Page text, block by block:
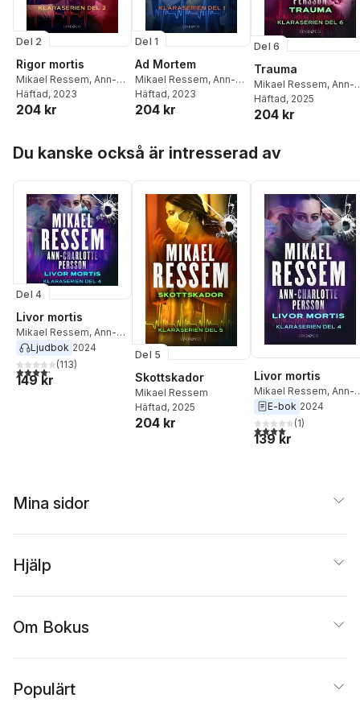
Del 2
Rigor mortis
Mikael Ressem, Ann-
Charlotte Persson
Häftad, 2023
204 kr
Del 1
Ad Mortem
Mikael Ressem, Ann-
Charlotte Persson
Häftad, 2023
204 kr
Del 6
Trauma
Mikael Ressem, Ann-
Charlotte Persson
Häftad, 2025
204 kr
Du kanske också är intresserad av
Del 4
Livor mortis
Mikael Ressem, Ann-
Charlotte Persson
Ljudbok 2024
4,2utav 5 stjärnor. Totalt antal röster:
(113)
149 kr
Del 5
Skottskador
Mikael Ressem
Häftad, 2025
204 kr
Livor mortis
Mikael Ressem, Ann-
Charlotte Persson
E-bok 2024
4,0utav 5 stjärnor.
(1)
139 kr
Mina sidor
Hjälp
Om Bokus
Populärt